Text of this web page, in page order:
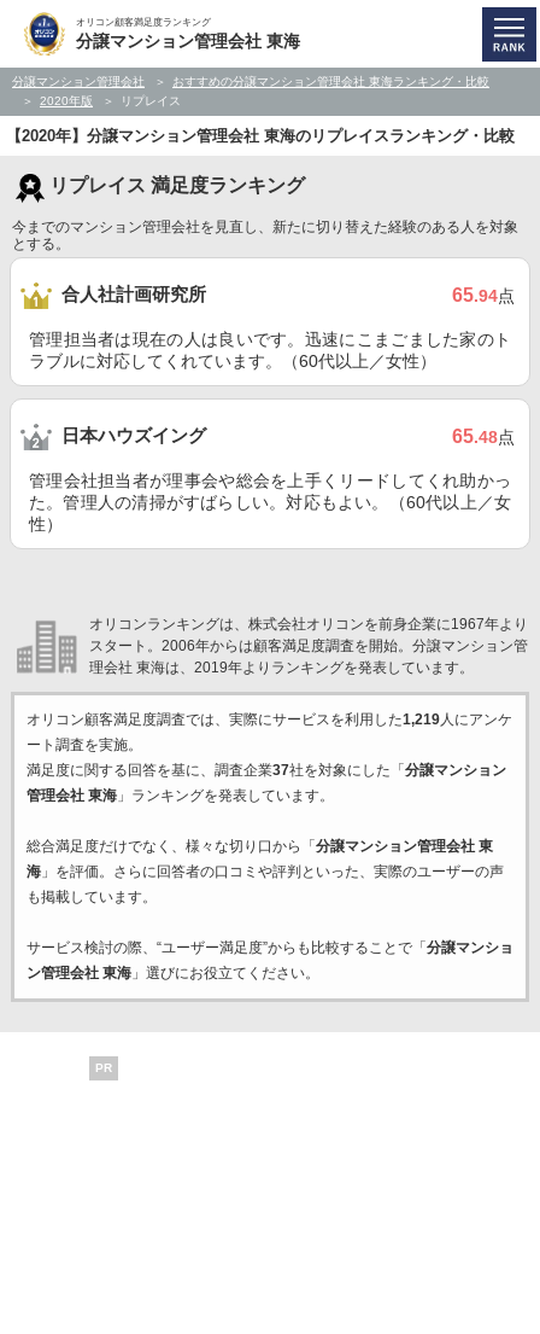
オリコン顧客満足度ランキング
分譲マンション管理会社 東海
分譲マンション管理会社
おすすめの分譲マンション管理会社 東海ランキング・比較
2020年版
リプレイス
【2020年】分譲マンション管理会社 東海のリプレイスランキング・比較
リプレイス 満足度ランキング
今までのマンション管理会社を見直し、新たに切り替えた経験のある人を対象
とする。
合人社計画研究所 65.94点
管理担当者は現在の人は良いです。迅速にこまごました家のト
ラブルに対応してくれています。（60代以上／女性）
日本ハウズイング 65.48点
管理会社担当者が理事会や総会を上手くリードしてくれ助かっ
た。管理人の清掃がすばらしい。対応もよい。（60代以上／女
性）
オリコンランキングは、株式会社オリコンを前身企業に1967年より
スタート。2006年からは顧客満足度調査を開始。分譲マンション管
理会社 東海は、2019年よりランキングを発表しています。
オリコン顧客満足度調査では、実際にサービスを利用した1,219人にアンケ
ート調査を実施。
満足度に関する回答を基に、調査企業37社を対象にした「 分譲マンション
管理会社 東海」ランキングを発表しています。
総合満足度だけでなく、様々な切り口から「 分譲マンション管理会社 東
海」を評価。さらに回答者の口コミや評判といった、実際のユーザーの声
も掲載しています。
サービス検討の際、“ユーザー満足度”からも比較することで「 分譲マンショ
ン管理会社 東海」選びにお役立てください。
PR